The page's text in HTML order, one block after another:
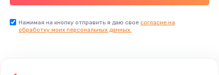
Заказать
Нажимая на кнопку отправить я даю свое согласие на
обработку моих персональных данных.